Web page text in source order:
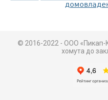
© 2016-2022 - ООО «Пикап-
хомута до